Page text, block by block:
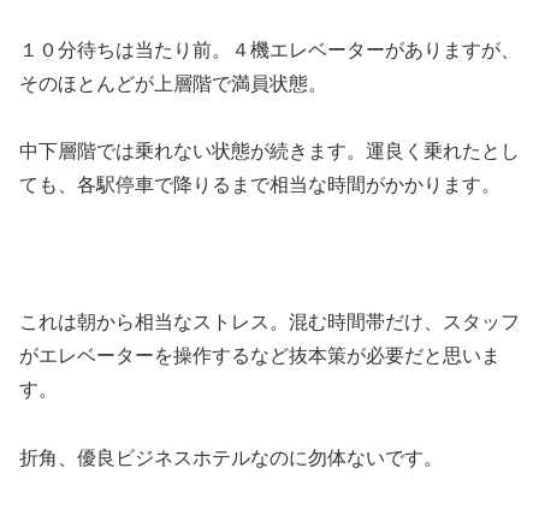
１０分待ちは当たり前。４機エレベーターがありますが、
そのほとんどが上層階で満員状態。
中下層階では乗れない状態が続きます。運良く乗れたとし
ても、各駅停車で降りるまで相当な時間がかかります。
これは朝から相当なストレス。 混む時間帯だけ、スタッフ
がエレベーターを操作するなど抜本策が必要だと思いま
す。
折角、優良ビジネスホテルなのに勿体ないです。